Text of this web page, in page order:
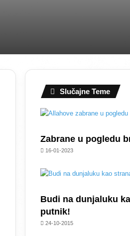
Slučajne Teme
Zabrane u pogledu
16-01-2023
Budi na dunjaluku
putnik!
24-10-2015